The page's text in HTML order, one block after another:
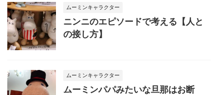
ムーミンキャラクター
ニンニのエピソードで考える【人と
の接し方】
ムーミンキャラクター
ムーミンパパみたいな旦那はお断